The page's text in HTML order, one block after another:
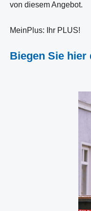
von diesem Angebot.
MeinPlus: Ihr PLUS!
Biegen Sie hier